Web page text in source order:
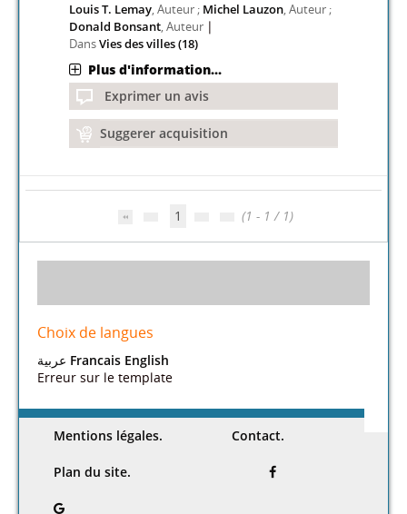
Louis T. Lemay, Auteur ; Michel Lauzon, Auteur ;
Donald Bonsant, Auteur |
DansVies des villes (18)
Plus d'information...
Exprimer un avis
Suggerer acquisition
1 (1 - 1 / 1)
Choix de langues
عربية Francais English
Erreur sur le template
Mentions légales. Contact.
Plan du site.